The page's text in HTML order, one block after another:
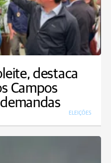
destaca
Campos
ELEIÇÕES